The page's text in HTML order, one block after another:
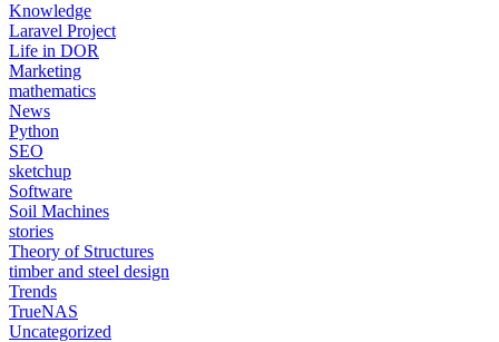
Knowledge
Laravel Project
Life in DOR
Marketing
mathematics
News
Python
SEO
sketchup
Software
Soil Machines
stories
Theory of Structures
timber and steel design
Trends
TrueNAS
Uncategorized